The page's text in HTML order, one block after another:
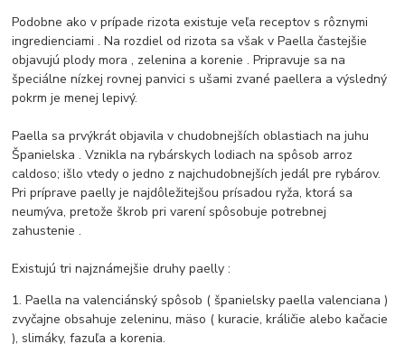
Podobne ako v prípade rizota existuje veľa receptov s rôznymi
ingredienciami .Na rozdiel od rizota sa však v Paella častejšie
objavujú plody mora , zelenina a korenie .Pripravuje sa na
špeciálne nízkej rovnej panvici s ušami zvané paellera a výsledný
pokrm je menej lepivý.
Paella sa prvýkrát objavila v chudobnejších oblastiach na juhu
Španielska .Vznikla na rybárskych lodiach na spôsob arroz
caldoso; išlo vtedy o jedno z najchudobnejších jedál pre rybárov.
Pri príprave paelly je najdôležitejšou prísadou ryža, ktorá sa
neumýva, pretože škrob pri varení spôsobuje potrebnej
zahustenie .
Existujú tri najznámejšie druhy paelly :
1. Paella na valenciánský spôsob ( španielsky paella valenciana )
zvyčajne obsahuje zeleninu, mäso ( kuracie, králičie alebo kačacie
), slimáky, fazuľa a korenia.